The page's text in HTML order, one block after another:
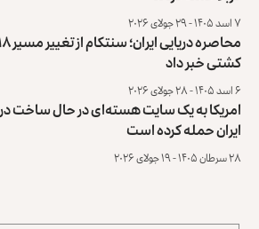
۷ اسد ۱۴۰۵ - ۲۹ جولای ۲۰۲۶
محاصره دریایی
کشتی خبر داد
۶ اسد ۱۴۰۵ - ۲۸ جولای ۲۰۲۶
امریکا به یک سایت هسته‌ای در حال ساخت در
ایران حمله کرده است
۲۸ سرطان ۱۴۰۵ - ۱۹ جولای ۲۰۲۶